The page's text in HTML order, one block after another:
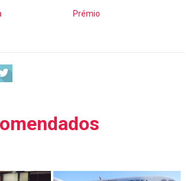
Prémio